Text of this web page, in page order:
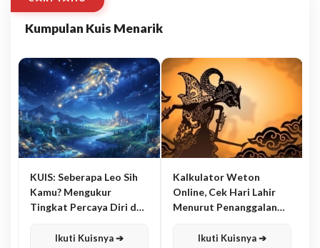
Kumpulan Kuis Menarik
KUIS: Seberapa Leo Sih
Kamu? Mengukur
Tingkat Percaya Diri dan
Ikuti Kuisnya ➔
Kalkulator Weton
Online, Cek Hari Lahir
Menurut Penanggalan
Ikuti Kuisnya ➔